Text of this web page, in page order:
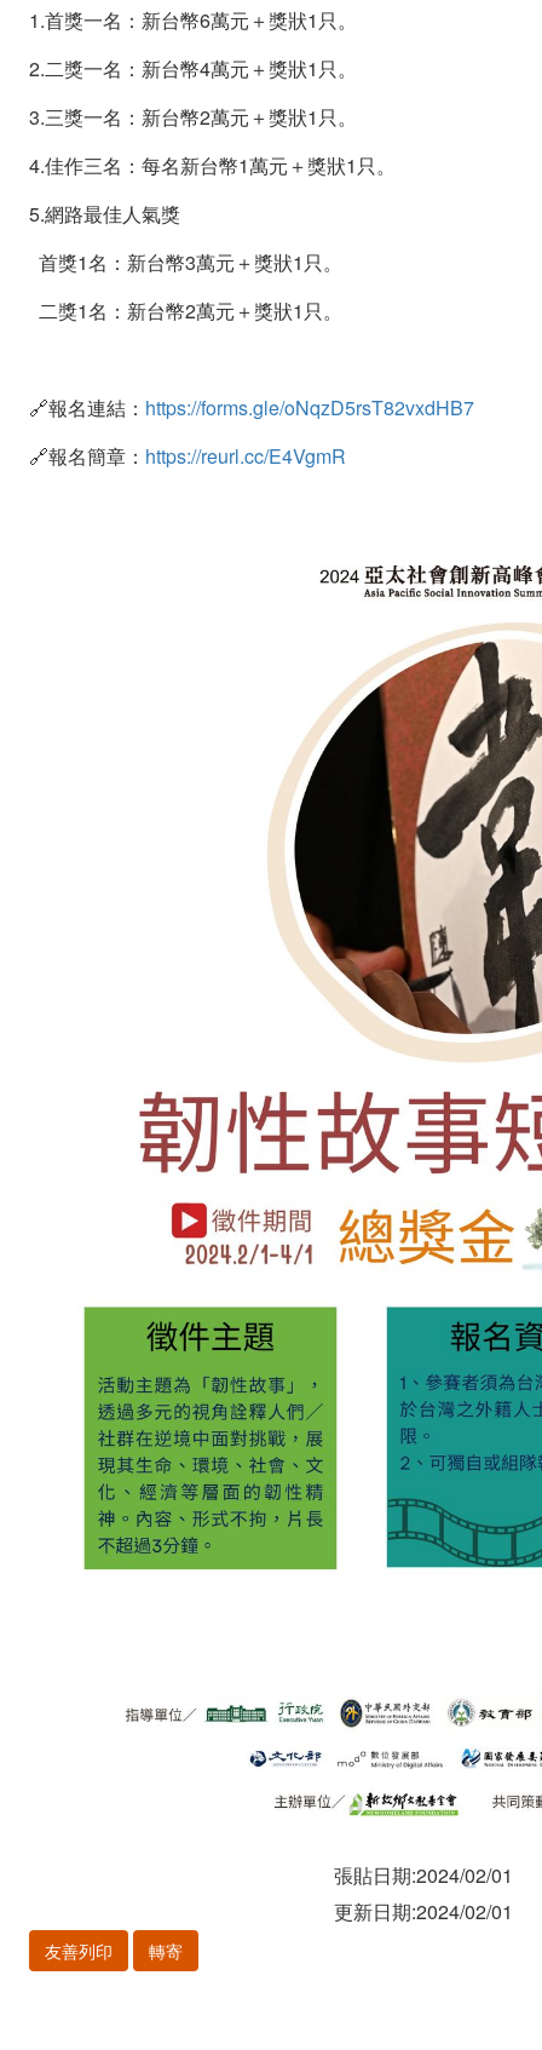
1.首獎一名：新台幣6萬元＋獎狀1只。
2.二獎一名：新台幣4萬元＋獎狀1只。
3.三獎一名：新台幣2萬元＋獎狀1只。
4.佳作三名：每名新台幣1萬元＋獎狀1只。
5.網路最佳人氣獎
首獎1名：新台幣3萬元＋獎狀1只。
二獎1名：新台幣2萬元＋獎狀1只。
🔗報名連結： https://forms.gle/oNqzD5rsT82vxdHB7
🔗報名簡章： https://reurl.cc/E4VgmR
張貼日期:2024/02/01
更新日期:2024/02/01
友善列印 轉寄